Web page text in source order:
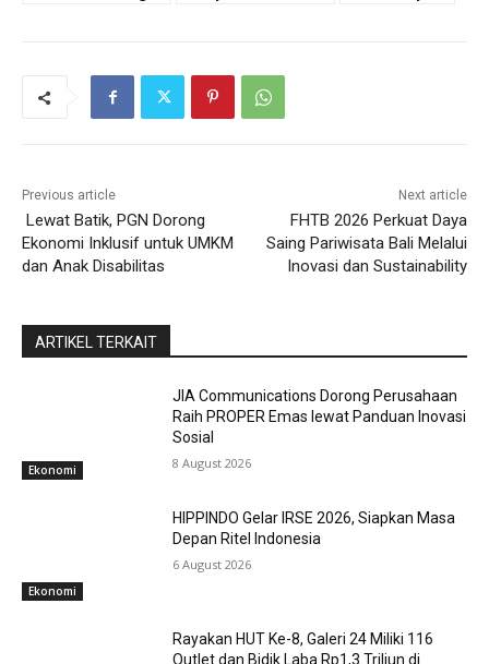
Previous article
Lewat Batik, PGN Dorong
Ekonomi Inklusif untuk UMKM
dan Anak Disabilitas
Next article
FHTB 2026 Perkuat Daya
Saing Pariwisata Bali Melalui
Inovasi dan Sustainability
ARTIKEL TERKAIT
Ekonomi
JIA Communications Dorong Perusahaan
Raih PROPER Emas lewat Panduan Inovasi
Sosial
8 August 2026
Ekonomi
HIPPINDO Gelar IRSE 2026, Siapkan Masa
Depan Ritel Indonesia
6 August 2026
Rayakan HUT Ke-8, Galeri 24 Miliki 116
Outlet dan Bidik Laba Rp1,3 Triliun di